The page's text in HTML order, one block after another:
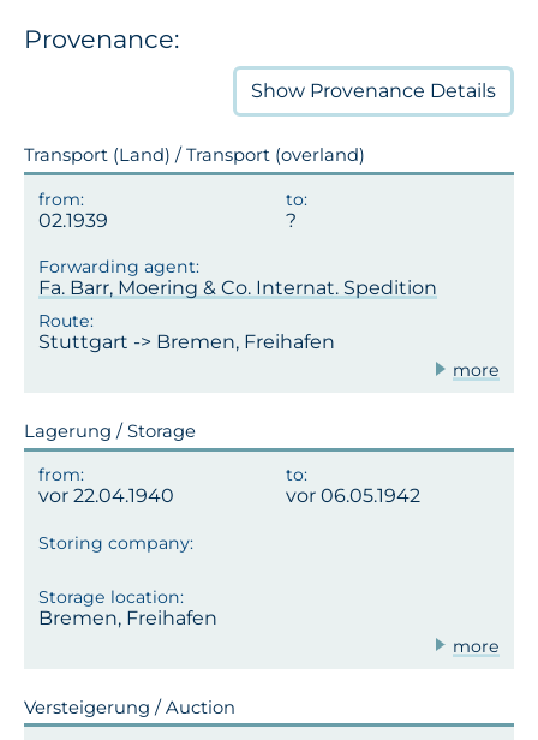
Provenance:
Show Provenance Details
Transport (Land) / Transport (overland)
02.1939
Fa. Barr, Moering & Co. Internat. Spedition
Stuttgart -> Bremen, Freihafen
more
Lagerung / Storage
vor 22.04.1940 vor 06.05.1942
Bremen, Freihafen
more
Versteigerung / Auction